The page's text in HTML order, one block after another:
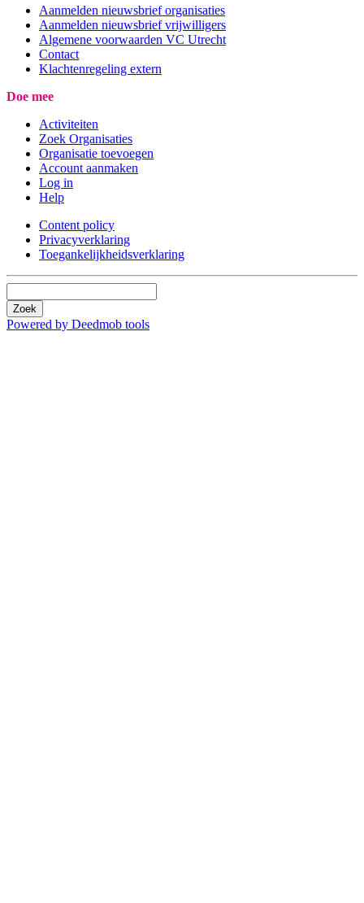
Aanmelden nieuwsbrief organisaties
Aanmelden nieuwsbrief vrijwilligers
Algemene voorwaarden VC Utrecht
Contact
Klachtenregeling extern
Doe mee
Activiteiten
Zoek Organisaties
Organisatie toevoegen
Account aanmaken
Log in
Help
Content policy
Privacyverklaring
Toegankelijkheidsverklaring
Zoek
Powered by Deedmob tools